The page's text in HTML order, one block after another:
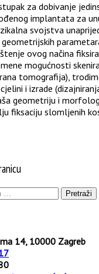
za dobivanje
implantata za
svojstva
ovog načina
mogućnosti
tomografija),
i izrade
geometriju i
fiksaciju slomljenih
14, 10000 Zagreb